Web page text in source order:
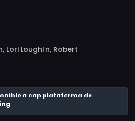
Lori Loughlin, Robert
Maggie Fitzgibbon, Skye
Alzaga, Philip Amelio,
Harrison Jr., Michael Bird,
Mervyn Drake, Nancy Black,
Bruce Knappett, Jim Ewing
a cap plataforma de